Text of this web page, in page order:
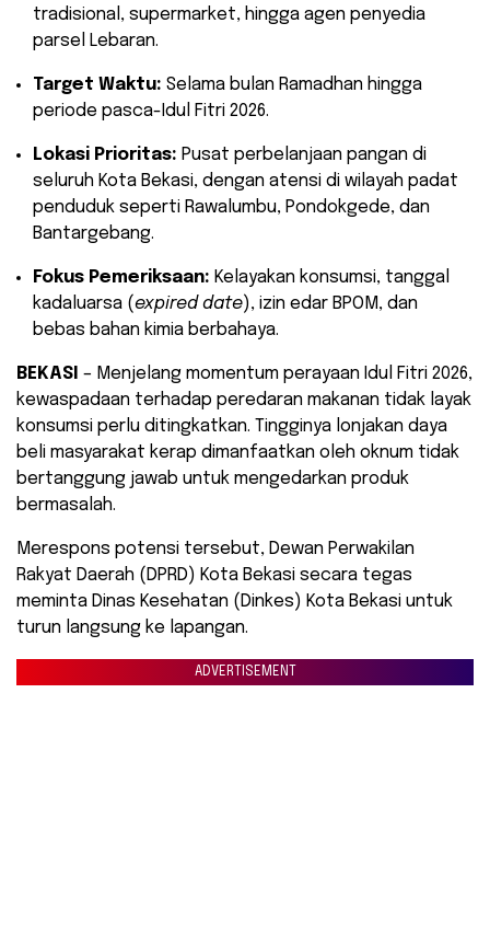
tradisional, supermarket, hingga agen penyedia
parsel Lebaran.
Target Waktu: Selama bulan Ramadhan hingga
periode pasca-Idul Fitri 2026.
Lokasi Prioritas: Pusat perbelanjaan pangan di
seluruh Kota Bekasi, dengan atensi di wilayah padat
penduduk seperti Rawalumbu, Pondokgede, dan
Bantargebang.
Fokus Pemeriksaan: Kelayakan konsumsi, tanggal
kadaluarsa (expired date), izin edar BPOM, dan
bebas bahan kimia berbahaya.
BEKASI – Menjelang momentum perayaan Idul Fitri 2026,
kewaspadaan terhadap peredaran makanan tidak layak
konsumsi perlu ditingkatkan. Tingginya lonjakan daya
beli masyarakat kerap dimanfaatkan oleh oknum tidak
bertanggung jawab untuk mengedarkan produk
bermasalah.
​Merespons potensi tersebut, Dewan Perwakilan
Rakyat Daerah (DPRD) Kota Bekasi secara tegas
meminta Dinas Kesehatan (Dinkes) Kota Bekasi untuk
turun langsung ke lapangan.
ADVERTISEMENT